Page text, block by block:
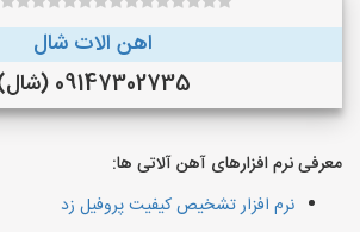
اهن الات شال
09147302735 (شال)
معرفی نرم افزارهای آهن آلاتی ها:
نرم افزار تشخیص کیفیت پروفیل زد